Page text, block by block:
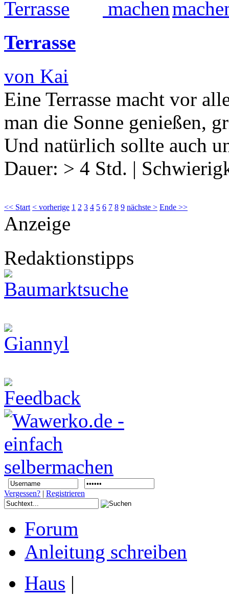
Terrasse
von Kai
Eine Terrasse macht vor
man die Sonne genießen,
Und natürlich sollte auch
Dauer: > 4 Std. |
<< Start < vorherige 1 2 3 4 5 6 7 8 9 nächste > Ende >>
Anzeige
Redaktionstipps
Vergessen? | Registrieren
Forum
Anleitung schreiben
Haus |